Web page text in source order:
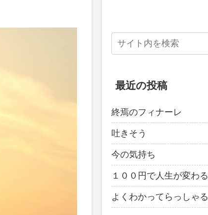
最近の投稿
終焉のフィナーレ
吐きそう
今の気持ち
１００円で人生が変わる
よくわかってらっしゃる